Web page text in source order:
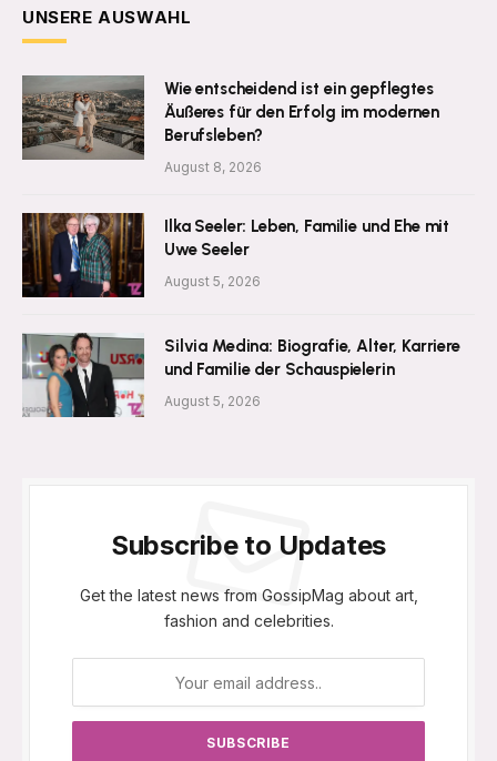
UNSERE AUSWAHL
Wie entscheidend ist ein gepflegtes
Äußeres für den Erfolg im modernen
Berufsleben?
August 8, 2026
Ilka Seeler: Leben, Familie und Ehe mit
Uwe Seeler
August 5, 2026
Silvia Medina: Biografie, Alter, Karriere
und Familie der Schauspielerin
August 5, 2026
Subscribe to Updates
Get the latest news from GossipMag about art,
fashion and celebrities.